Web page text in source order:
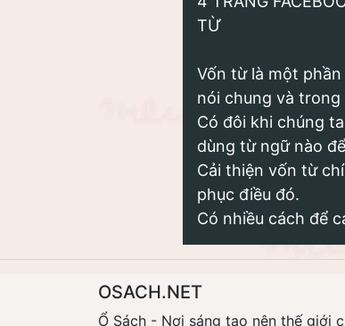
TỪ
Vốn từ là một
nói chung và
Có đôi khi chúng
dùng từ ngữ nào
Cải thiện vốn từ
phục điều đó.
Có nhiều cách để
OSACH.NET
Ổ Sách - Nơi sáng tạo nên thế giới